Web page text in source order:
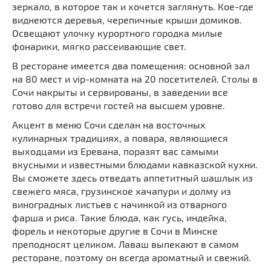
зеркало, в которое так и хочется заглянуть. Кое-где
виднеются деревья, черепичные крыши домиков.
Освещают улочку курортного городка милые
фонарики, мягко рассеивающие свет.
В ресторане имеется два помещения: основной зал
на 80 мест и vip-комната на 20 посетителей. Столы в
Сочи накрыты и сервированы, в заведении все
готово для встречи гостей на высшем уровне.
Акцент в меню Сочи сделан на восточных
кулинарных традициях, а повара, являющиеся
выходцами из Еревана, поразят вас самыми
вкусными и известными блюдами кавказской кухни.
Вы сможете здесь отведать аппетитный шашлык из
свежего мяса, грузинское хачапури и долму из
виноградных листьев с начинкой из отварного
фарша и риса. Такие блюда, как гусь, индейка,
форель и некоторые другие в Сочи в Минске
преподносят целиком. Лаваш выпекают в самом
ресторане, поэтому он всегда ароматный и свежий.